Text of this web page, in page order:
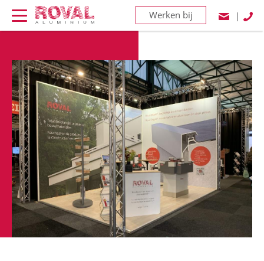
Werken bij |